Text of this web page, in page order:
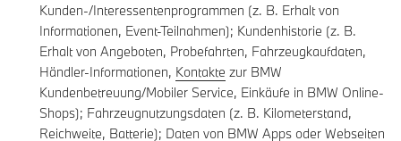
Kunden-/Interessentenprogrammen (z. B. Erhalt von
Informationen, Event-Teilnahmen); Kundenhistorie (z. B.
Erhalt von Angeboten, Probefahrten, Fahrzeugkaufdaten,
Händler-Informationen, Kontakte zur BMW
Kundenbetreuung/Mobiler Service, Einkäufe in BMW Online-
Shops); Fahrzeugnutzungsdaten (z. B. Kilometerstand,
Reichweite, Batterie); Daten von BMW Apps oder Webseiten